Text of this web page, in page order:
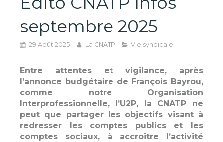
septembre 2025
29 Août 2025 La CNATP Vie syndicale
Entre attentes et vigilance, après
l’annonce budgétaire de François Bayrou,
comme notre Organisation
Interprofessionnelle, l’U2P, la CNATP ne
peut que partager les objectifs visant à
redresser les comptes publics et les
comptes sociaux, à accroitre l’activité